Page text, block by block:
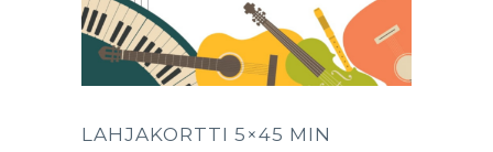
LAHJAKORTTI 5×45 MIN